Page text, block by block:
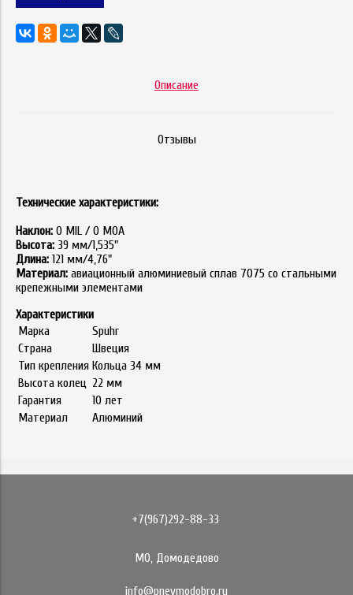
Описание
Отзывы
Технические характеристики:
Наклон: 0 MIL / 0 MOA
Высота: 39 мм/1,535"
Длина: 121 мм/4,76"
Материал: авиационный алюминиевый сплав 7075 со стальными
крепежными элементами
Характеристики
Марка
Spuhr
Страна
Швеция
Тип крепления Кольца 34 мм
Высота колец 22 мм
Гарантия
10 лет
Материал
Алюминий
+7(967)292-88-33
МО, Домодедово
info@pnevmodobro.ru